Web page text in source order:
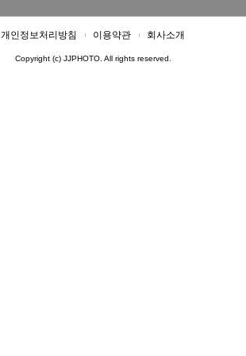
개인정보처리방침 이용약관 회사소개
Copyright (c) JJPHOTO. All rights reserved.